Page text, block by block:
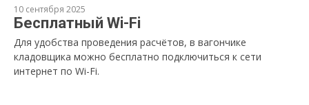
10 сентября 2025
Бесплатный Wi-Fi
Для удобства проведения расчётов, в вагончике
кладовщика можно бесплатно подключиться к сети
интернет по Wi-Fi.